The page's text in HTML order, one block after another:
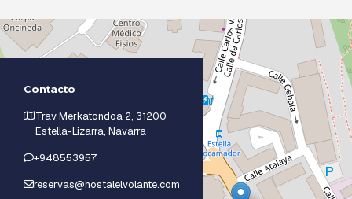
Contacto
Trav Merkatondoa 2, 31200
Estella-Lizarra, Navarra
+948553957
reservas@hostalelvolante.com